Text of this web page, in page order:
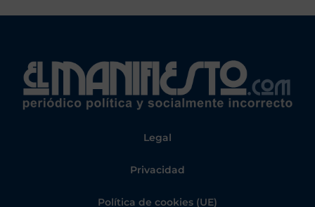
Legal
Privacidad
Política de cookies (UE)